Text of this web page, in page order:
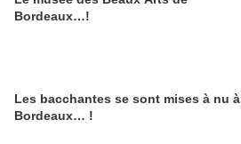
Bordeaux…!
Les bacchantes se sont mises à nu à
Bordeaux… !